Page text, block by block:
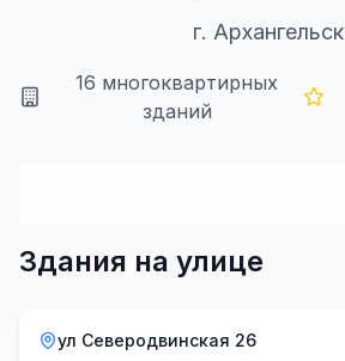
г. Архангельск
16 многоквартирных
зданий
Здания на улице
ул Северодвинская 26